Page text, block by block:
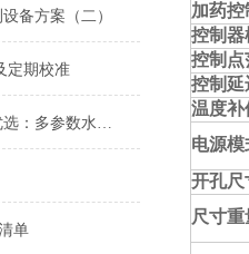
备方案（二）
定期校准
实验室精密检测优选：多参数水质测定仪简化流程提升检测效率
单
加药控
控制器
控制点
控制延
温度补
电源模
开孔尺
尺寸重